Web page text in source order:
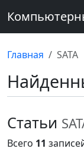
Главная SATA
Статьи
Всего 11